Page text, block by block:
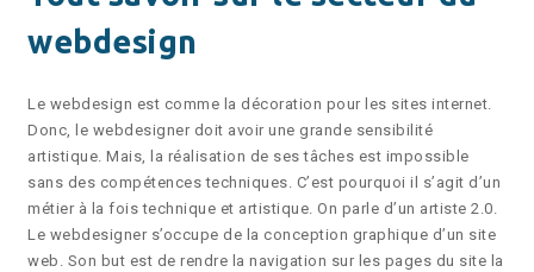
webdesign
Le webdesign est comme la décoration pour les sites internet.
Donc, le webdesigner doit avoir une grande sensibilité
artistique. Mais, la réalisation de ses tâches est impossible
sans des compétences techniques. C’est pourquoi il s’agit d’un
métier à la fois technique et artistique. On parle d’un artiste 2.0.
Le webdesigner s’occupe de la conception graphique d’un site
web. Son but est de rendre la navigation sur les pages du site la